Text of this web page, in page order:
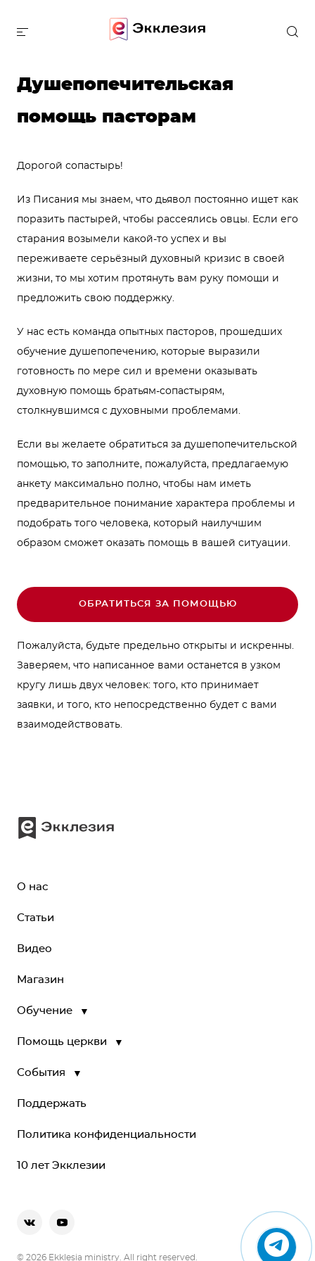
Душепопечительская
помощь пасторам
Дорогой сопастырь!
Из Писания мы знаем, что дьявол постоянно ищет как
поразить пастырей, чтобы рассеялись овцы. Если его
старания возымели какой-то успех и вы
переживаете серьёзный духовный кризис в своей
жизни, то мы хотим протянуть вам руку помощи и
предложить свою поддержку.
У нас есть команда опытных пасторов, прошедших
обучение душепопечению, которые выразили
готовность по мере сил и времени оказывать
духовную помощь братьям-сопастырям,
столкнувшимся с духовными проблемами.
Если вы желаете обратиться за душепопечительской
помощью, то заполните, пожалуйста, предлагаемую
анкету максимально полно, чтобы нам иметь
предварительное понимание характера проблемы и
подобрать того человека, который наилучшим
образом сможет оказать помощь в вашей ситуации.
ОБРАТИТЬСЯ ЗА ПОМОЩЬЮ
Пожалуйста, будьте предельно открыты и искренны.
Заверяем, что написанное вами останется в узком
кругу лишь двух человек: того, кто принимает
заявки, и того, кто непосредственно будет с вами
взаимодействовать.
О нас
Статьи
Видео
Магазин
Обучение ▼
Помощь церкви ▼
События ▼
Поддержать
Политика конфиденциальности
10 лет Экклезии
© 2026 Ekklesia ministry. All right reserved.